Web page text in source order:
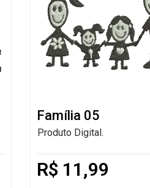
Família 05
Produto Digital.
R$ 11,99